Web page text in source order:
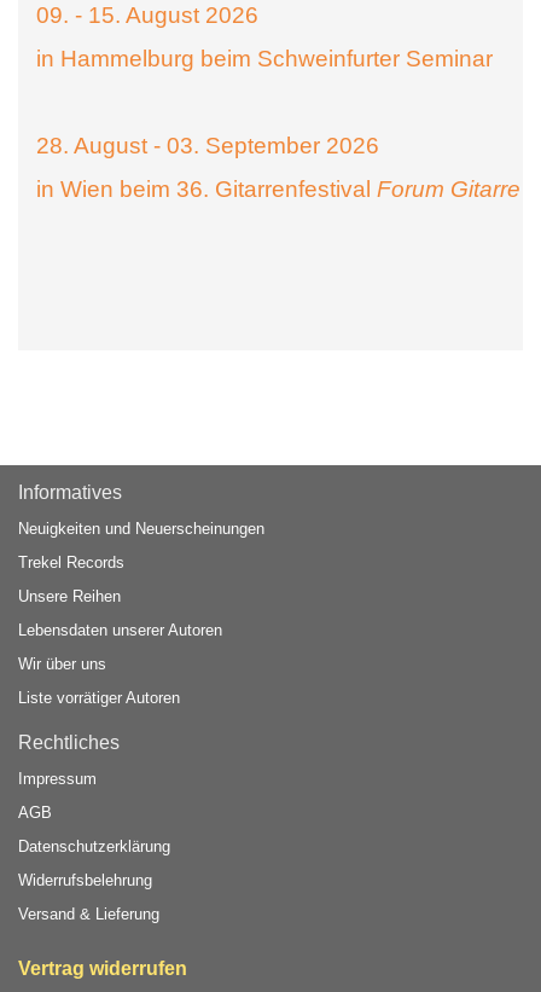
09. - 15. August 2026
in Hammelburg beim Schweinfurter Seminar
28. August - 03. September 2026
in Wien beim 36. Gitarrenfestival Forum Gitarre
Informatives
Neuigkeiten und Neuerscheinungen
Trekel Records
Unsere Reihen
Lebensdaten unserer Autoren
Wir über uns
Liste vorrätiger Autoren
Rechtliches
Impressum
AGB
Datenschutzerklärung
Widerrufsbelehrung
Versand & Lieferung
Vertrag widerrufen